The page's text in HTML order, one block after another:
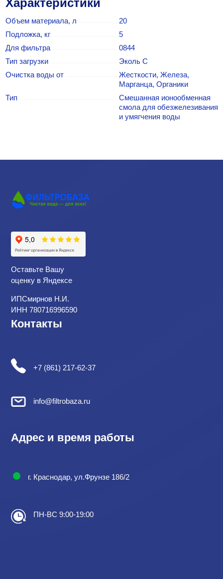
Характеристики
Объем материала, л
20
Подложка, кг
5
Для фильтра
0844
Тип загрузки
Эколь С
Очистка воды от
Жесткости, Железа,
Марганца, Органики
Тип
Cмешанная ионообменная
смола для обезжелезивания
и умягчения воды
Оставьте Вашу
оценку в Яндексе
ИПСмирнов Н.И.
ИНН 780716996590
Контакты
+7 (861) 217-62-37
info@filtrobaza.ru
Адрес и время работы
г. Краснодар, ул.Фрунзе 186/2
ПН-ВС 9:00-19:00